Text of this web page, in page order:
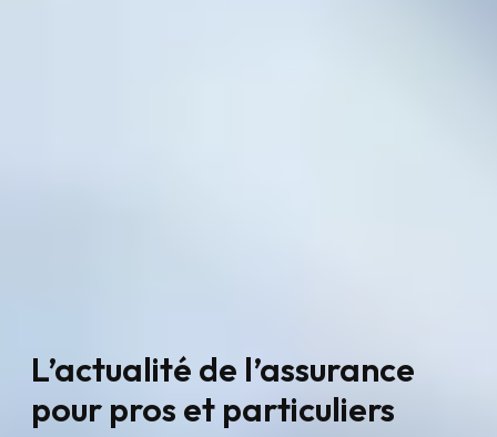
L’actualité de l’assurance
pour pros et particuliers